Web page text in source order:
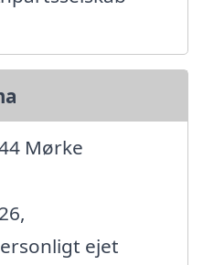
Mørke
ejet